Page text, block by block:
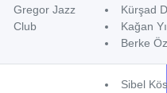
Gregor Jazz
Club
Kürşad
Kağan
Berke
Sibel